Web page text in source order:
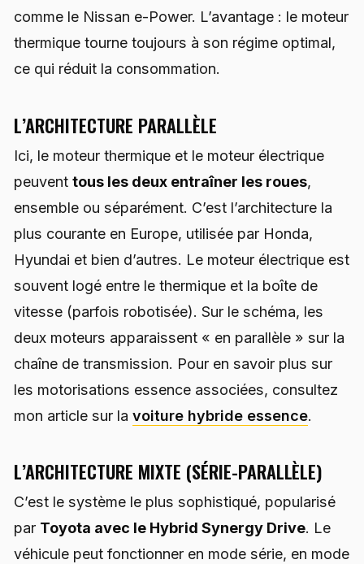
comme le Nissan e-Power. L’avantage : le moteur
thermique tourne toujours à son régime optimal,
ce qui réduit la consommation.
L’ARCHITECTURE PARALLÈLE
Ici, le moteur thermique et le moteur électrique
peuvent tous les deux entraîner les roues,
ensemble ou séparément. C’est l’architecture la
plus courante en Europe, utilisée par Honda,
Hyundai et bien d’autres. Le moteur électrique est
souvent logé entre le thermique et la boîte de
vitesse (parfois robotisée). Sur le schéma, les
deux moteurs apparaissent « en parallèle » sur la
chaîne de transmission. Pour en savoir plus sur
les motorisations essence associées, consultez
mon article sur la voiture hybride essence.
L’ARCHITECTURE MIXTE (SÉRIE-PARALLÈLE)
C’est le système le plus sophistiqué, popularisé
par Toyota avec le Hybrid Synergy Drive. Le
véhicule peut fonctionner en mode série, en mode